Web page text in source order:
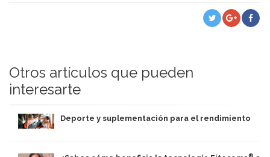
Otros artículos que pueden
interesarte
Deporte y suplementación para el rendimiento
®